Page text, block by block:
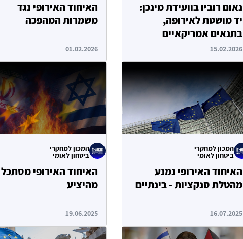
נאום רוביו בוועידת מינכן:
יד מושטת לאירופה,
בתנאים אמריקאיים
15.02.2026
האיחוד האירופי נגד
משמרות המהפכה
01.02.2026
המכון למחקרי
ביטחון לאומי
האיחוד האירופי נמנע
מהטלת סנקציות - בינתיים
16.07.2025
המכון למחקרי
ביטחון לאומי
האיחוד האירופי מסתכל
מהיציע
19.06.2025